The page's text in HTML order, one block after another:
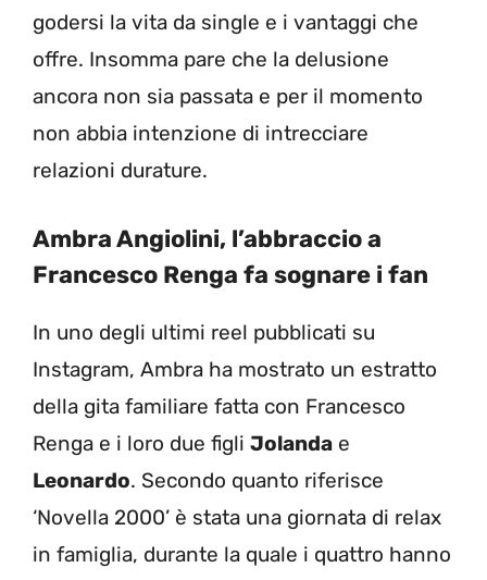
godersi la vita da single e i vantaggi che
offre. Insomma pare che la delusione
ancora non sia passata e per il momento
non abbia intenzione di intrecciare
relazioni durature.
Ambra Angiolini, l’abbraccio a
Francesco Renga fa sognare i fan
In uno degli ultimi reel pubblicati su
Instagram, Ambra ha mostrato un estratto
della gita familiare fatta con Francesco
Renga e i loro due figli Jolanda e
Leonardo. Secondo quanto riferisce
‘Novella 2000’ è stata una giornata di relax
in famiglia, durante la quale i quattro hanno